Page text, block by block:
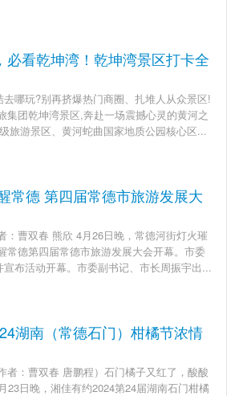
必看乾坤湾！乾坤湾景区打卡全
哪玩?别再挤爆热门商圈、扎堆人从众景区!
集团乾坤湾景区,奔赴一场震撼心灵的黄河之
旅游景区、黄河蛇曲国家地质公园核心区...
常德 第四届常德市旅游发展大
：曹双春 熊欣 4月26日晚，常德河街灯火璀
常德第四届常德市旅游发展大会开幕。市委
布活动开幕。市委副书记、市长周振宇出...
湖南（常德石门）柑橘节浓情
者：曹双春 唐鹏程）石门橘子又红了，酸酸
23日晚，湘佳有约2024第24届湖南石门柑橘